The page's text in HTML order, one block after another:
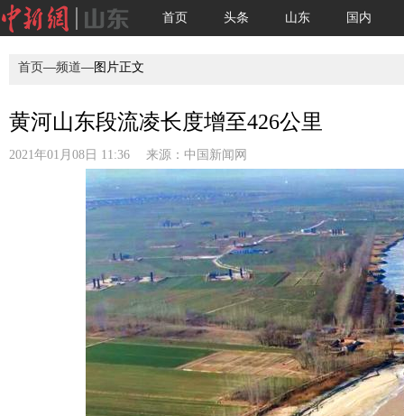
首页 头条 山东 国内
首页—频道—图片正文
黄河山东段流凌长度增至426公里
2021年01月08日 11:36 来源： 中国新闻网